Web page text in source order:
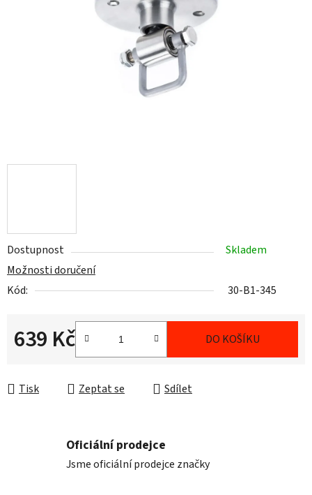
Dostupnost
Skladem
Možnosti doručení
Kód:
30-B1-345
639 Kč DO KOŠÍKU
Tisk Zeptat se Sdílet
Oficiální prodejce
Jsme oficiální prodejce značky